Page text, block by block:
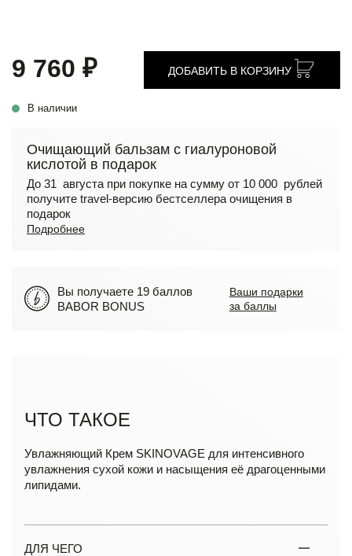
9 760 ₽
В наличии
ДОБАВИТЬ В КОРЗИНУ
Очищающий бальзам с гиалуроновой
кислотой в подарок
До 31 августа при покупке на сумму от 10 000 рублей
получите travel-версию бестселлера очищения в
подарок
Подробнее
Вы получаете 19 баллов
BABOR BONUS
Ваши подарки
за баллы
ЧТО ТАКОЕ
Увлажняющий Крем SKINOVAGE для интенсивного
увлажнения сухой кожи и насыщения её драгоценными
липидами.
ДЛЯ ЧЕГО